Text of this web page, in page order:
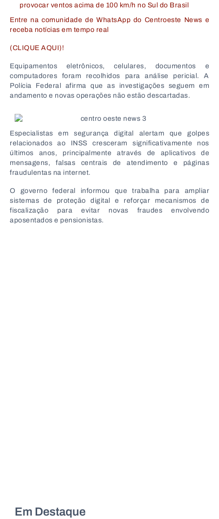
provocar ventos acima de 100 km/h no Sul do Brasil
Entre na comunidade de WhatsApp do Centroeste News e
receba notícias em tempo real
(CLIQUE AQUI)!
Equipamentos eletrônicos, celulares, documentos e
computadores foram recolhidos para análise pericial. A
Polícia Federal afirma que as investigações seguem em
andamento e novas operações não estão descartadas.
Especialistas em segurança digital alertam que golpes
relacionados ao INSS cresceram significativamente nos
últimos anos, principalmente através de aplicativos de
mensagens, falsas centrais de atendimento e páginas
fraudulentas na internet.
O governo federal informou que trabalha para ampliar
sistemas de proteção digital e reforçar mecanismos de
fiscalização para evitar novas fraudes envolvendo
aposentados e pensionistas.
Em Destaque